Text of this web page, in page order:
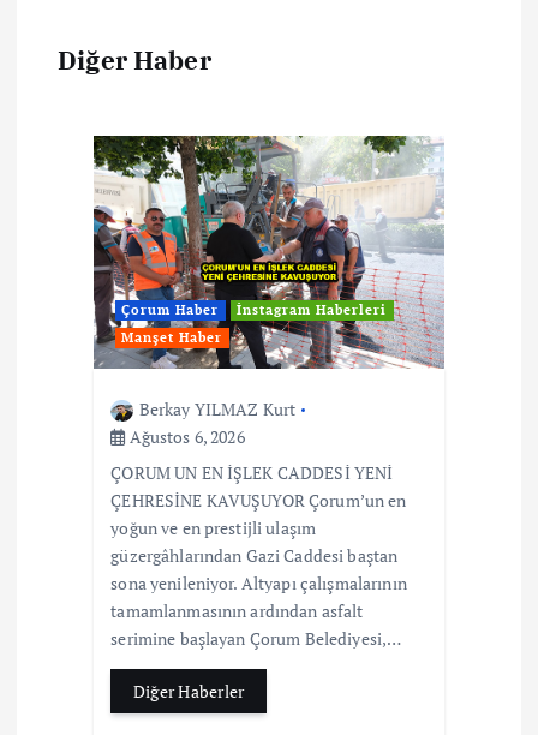
Diğer Haber
Çorum Haber
İnstagram Haberleri
Manşet Haber
Berkay YILMAZ Kurt
Ağustos 6, 2026
ÇORUM UN EN İŞLEK CADDESİ YENİ
ÇEHRESİNE KAVUŞUYOR Çorum’un en
yoğun ve en prestijli ulaşım
güzergâhlarından Gazi Caddesi baştan
sona yenileniyor. Altyapı çalışmalarının
tamamlanmasının ardından asfalt
serimine başlayan Çorum Belediyesi,…
Diğer Haberler